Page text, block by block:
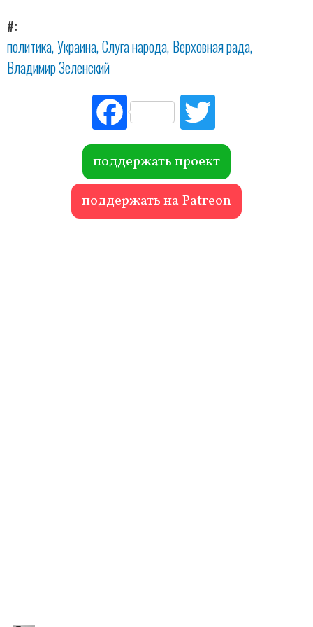
#
политика Украина Слуга народа Верховная рада
Владимир Зеленский
Fac
ebo
ok r
поддержать проект
поддержать на Patreon